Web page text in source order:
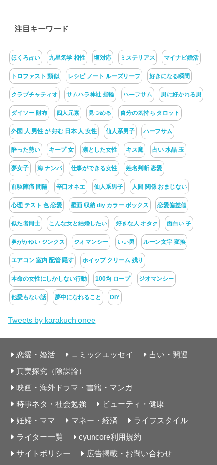
注目キーワード
ほくろ占い 九星気学 相性 塩対応 ミステリアス マイナビ婚活
トロファスト 類似 レシピ ノート ルーズリーフ 好きになる瞬間
クラブチャティオ サムハラ神社 指輪 ハーフサム 男に好かれる男
ダイソー 財布 四大元素 見つめる 自分の気持ち タロット
外国 人 男性 が 好む 日本 人 女性 仙人系男子 ハーフサム
酔った勢い キープ 女 凛とした女性 キス魔 占い 水晶 玉
夢女子 海 ナンパ 仕事ができる女性 姓名判断 恋愛
前駆陣痛 間隔 辛口オネエ 仙人系男子 人間 関係 おまじない
心理 テスト 色 恋愛 壁面 収納 diy カラー ボックス 恋愛偏差値
似た者同士 こんな女と結婚したい 好きな人 オタク 面白い 子
鼻がかゆい ジンクス ジオマンシー いい男 ルーン文字 変換
エアコン 室内 配管 隠す ホイップ クリーム 残り
本命の女性にしかしない行動 100均 ロープ ジオマンシー
他愛もない話 夢中になれること DIY
Tweets by karakuchionee
恋愛・婚活 コミックエッセイ
占い・開運
真実探究（陰謀論）
映画・海外ドラマ・書籍・マンガ
時事ネタ・社会勉強
ビューティ・健康
妊婦・ママ
マネー・経済
ライフスタイル
ライター一覧
cyuncore利用規約
サイトポリシー
広告掲載・お問い合わせ